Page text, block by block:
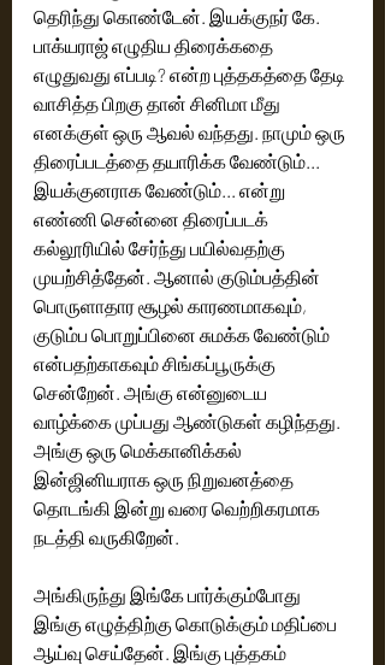
தெரிந்து கொண்டேன். இயக்குநர் கே.
பாக்யராஜ் எழுதிய திரைக்கதை
எழுதுவது எப்படி? என்ற புத்தகத்தை தேடி
வாசித்த பிறகு தான் சினிமா மீது
எனக்குள் ஒரு ஆவல் வந்தது. நாமும் ஒரு
திரைப்படத்தை தயாரிக்க வேண்டும்...
இயக்குனராக வேண்டும்... என்று
எண்ணி சென்னை திரைப்படக்
கல்லூரியில் சேர்ந்து பயில்வதற்கு
முயற்சித்தேன். ஆனால் குடும்பத்தின்
பொருளாதார சூழல் காரணமாகவும்,
குடும்ப பொறுப்பினை சுமக்க வேண்டும்
என்பதற்காகவும் சிங்கப்பூருக்கு
சென்றேன். அங்கு என்னுடைய
வாழ்க்கை முப்பது ஆண்டுகள் கழிந்தது.
அங்கு ஒரு மெக்கானிக்கல்
இன்ஜினியராக ஒரு நிறுவனத்தை
தொடங்கி இன்று வரை வெற்றிகரமாக
நடத்தி வருகிறேன்.
அங்கிருந்து இங்கே பார்க்கும்போது
இங்கு எழுத்திற்கு கொடுக்கும் மதிப்பை
ஆய்வு செய்தேன். இங்கு புத்தகம்